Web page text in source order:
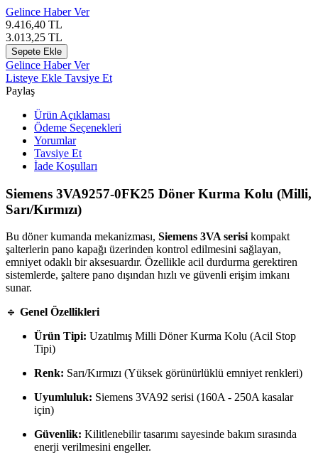
Gelince Haber Ver
9.416,40 TL
3.013,25 TL
Sepete Ekle
Gelince Haber Ver
Listeye Ekle Tavsiye Et
Paylaş
Ürün Açıklaması
Ödeme Seçenekleri
Yorumlar
Tavsiye Et
İade Koşulları
Siemens 3VA9257-0FK25 Döner Kurma Kolu (Milli,
Sarı/Kırmızı)
Bu döner kumanda mekanizması, Siemens 3VA serisi kompakt
şalterlerin pano kapağı üzerinden kontrol edilmesini sağlayan,
emniyet odaklı bir aksesuardır. Özellikle acil durdurma gerektiren
sistemlerde, şaltere pano dışından hızlı ve güvenli erişim imkanı
sunar.
🔹 Genel Özellikleri
Ürün Tipi: Uzatılmış Milli Döner Kurma Kolu (Acil Stop
Tipi)
Renk: Sarı/Kırmızı (Yüksek görünürlüklü emniyet renkleri)
Uyumluluk: Siemens 3VA92 serisi (160A - 250A kasalar
için)
Güvenlik: Kilitlenebilir tasarımı sayesinde bakım sırasında
enerji verilmesini engeller.